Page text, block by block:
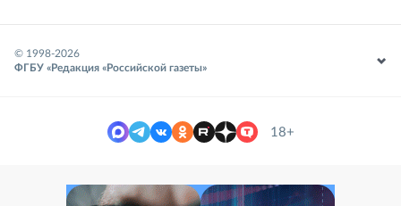
© 1998-2026
ФГБУ «Редакция «Российской газеты»
18+